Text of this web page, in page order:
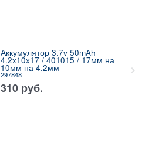
Аккумулятор 3.7v 50mAh
4.2x10x17 / 401015 / 17мм на
10мм на 4.2мм
297848
310 руб.